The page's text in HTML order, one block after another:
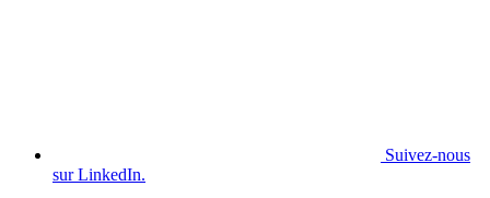
Suivez-nous
sur LinkedIn.